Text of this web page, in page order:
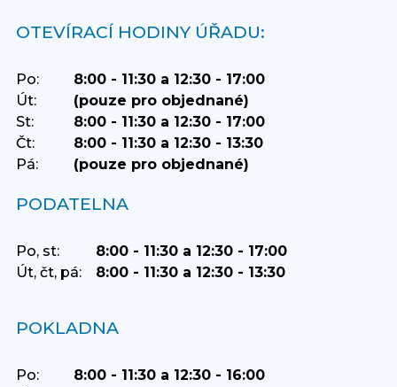
OTEVÍRACÍ HODINY ÚŘADU:
Po:
8:00 - 11:30 a 12:30 - 17:00
Út:
(pouze pro objednané)
St:
8:00 - 11:30 a 12:30 - 17:00
Čt:
8:00 - 11:30 a 12:30 - 13:30
Pá:
(pouze pro objednané)
PODATELNA
Po, st:
8:00 - 11:30 a 12:30 - 17:00
Út, čt, pá:
8:00 - 11:30 a 12:30 - 13:30
POKLADNA
Po:
8:00 - 11:30 a 12:30 - 16:00